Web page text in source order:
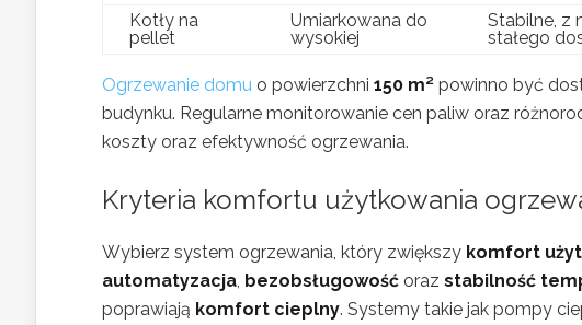
Kotły na
pellet
Umiarkowana do
wysokiej
Stabilne, z
stałego
Ogrzewanie domu o powierzchni 150 m² powinno być
budynku. Regularne monitorowanie cen paliw oraz
koszty oraz efektywność ogrzewania.
Kryteria komfortu użytkowania
Wybierz system ogrzewania, który zwiększy komfort
automatyzacja bezobsługowość oraz stabilność
poprawiają komfort cieplny. Systemy takie jak pompy